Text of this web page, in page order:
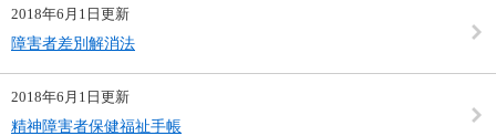
2018年6月1日更新
障害者差別解消法
2018年6月1日更新
精神障害者保健福祉手帳